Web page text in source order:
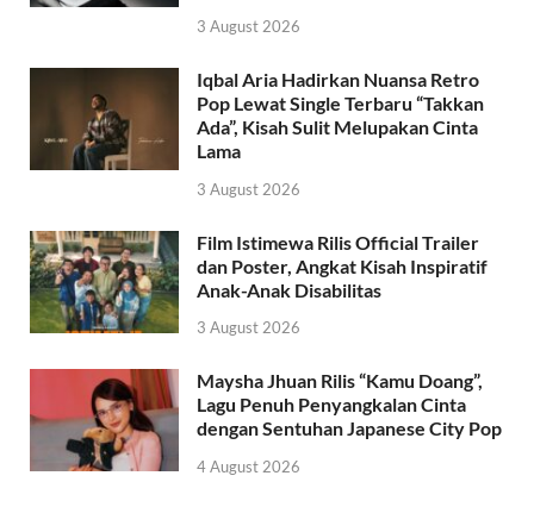
3 August 2026
Iqbal Aria Hadirkan Nuansa Retro
Pop Lewat Single Terbaru “Takkan
Ada”, Kisah Sulit Melupakan Cinta
Lama
3 August 2026
Film Istimewa Rilis Official Trailer
dan Poster, Angkat Kisah Inspiratif
Anak-Anak Disabilitas
3 August 2026
Maysha Jhuan Rilis “Kamu Doang”,
Lagu Penuh Penyangkalan Cinta
dengan Sentuhan Japanese City Pop
4 August 2026